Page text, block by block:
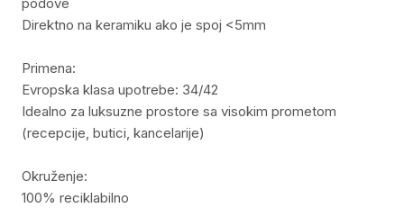
Direktno na keramiku ako je spoj <5mm
Primena:
Evropska klasa upotrebe: 34/42
Idealno za luksuzne prostore sa visokim prometom
(recepcije, butici, kancelarije)
Okruženje:
100% reciklabilno